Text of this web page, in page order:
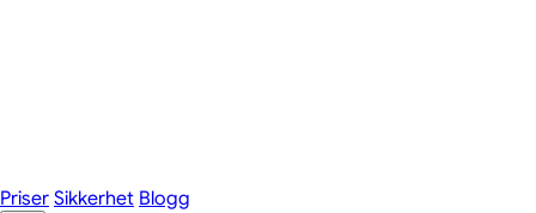
Priser Sikkerhet Blogg